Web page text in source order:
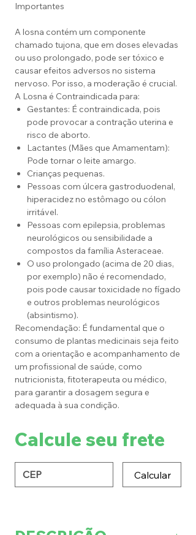
Importantes
A losna contém um componente
chamado tujona, que em doses elevadas
ou uso prolongado, pode ser tóxico e
causar efeitos adversos no sistema
nervoso. Por isso, a moderação é crucial.
A Losna é Contraindicada para:
Gestantes: É contraindicada, pois
pode provocar a contração uterina e
risco de aborto.
Lactantes (Mães que Amamentam):
Pode tornar o leite amargo.
Crianças pequenas.
Pessoas com úlcera gastroduodenal,
hiperacidez no estômago ou cólon
irritável.
Pessoas com epilepsia, problemas
neurológicos ou sensibilidade a
compostos da família Asteraceae.
O uso prolongado (acima de 20 dias,
por exemplo) não é recomendado,
pois pode causar toxicidade no fígado
e outros problemas neurológicos
(absintismo).
Recomendação: É fundamental que o
consumo de plantas medicinais seja feito
com a orientação e acompanhamento de
um profissional de saúde, como
nutricionista, fitoterapeuta ou médico,
para garantir a dosagem segura e
adequada à sua condição.
Calcule seu frete
Calcular